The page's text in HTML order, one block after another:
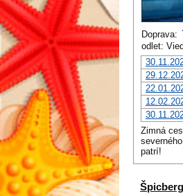
Doprava:
odlet:
Zimná
patrí!